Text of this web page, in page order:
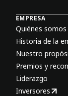
EMPRESA
Quiénes somos
Historia de la
Nuestro
Premios y
Liderazgo
Inversores